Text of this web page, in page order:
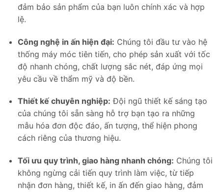
đảm bảo sản phẩm của bạn luôn chính xác và hợp
lệ.
Công nghệ in ấn hiện đại: Chúng tôi đầu tư vào hệ
thống máy móc tiên tiến, cho phép sản xuất với tốc
độ nhanh chóng, chất lượng sắc nét, đáp ứng mọi
yêu cầu về thẩm mỹ và độ bền.
Thiết kế chuyên nghiệp: Đội ngũ thiết kế sáng tạo
của chúng tôi sẵn sàng hỗ trợ bạn tạo ra những
mẫu hóa đơn độc đáo, ấn tượng, thể hiện phong
cách riêng của thương hiệu.
Tối ưu quy trình, giao hàng nhanh chóng: Chúng tôi
không ngừng cải tiến quy trình làm việc, từ tiếp
nhận đơn hàng, thiết kế, in ấn đến giao hàng, đảm